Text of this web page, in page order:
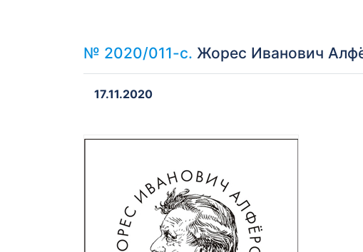
№ 2020/011-с. Жорес Иванович
17.11.2020